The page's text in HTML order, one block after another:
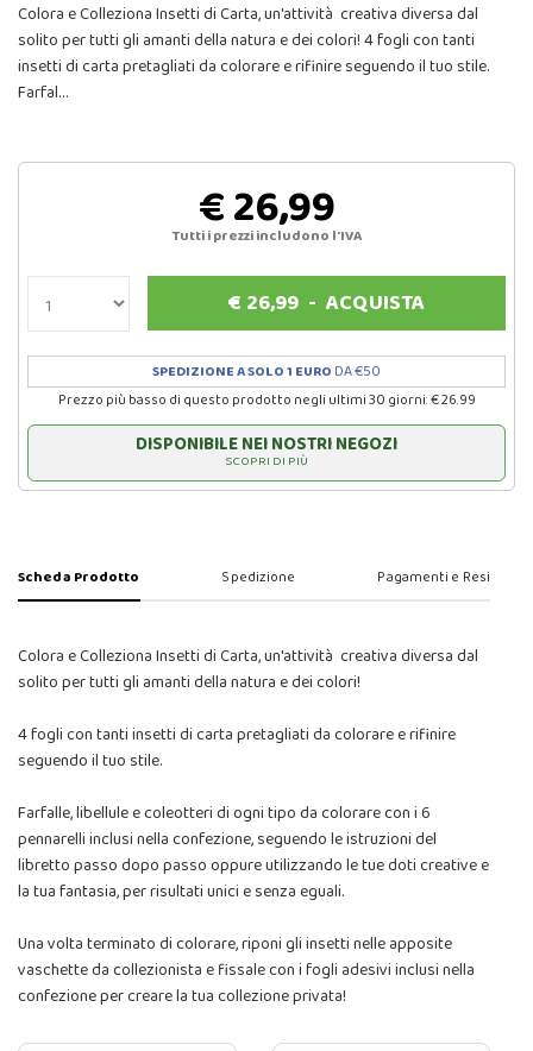
Colora e Colleziona Insetti di Carta, un'attività creativa diversa dal
solito per tutti gli amanti della natura e dei colori! 4 fogli con tanti
insetti di carta pretagliati da colorare e rifinire seguendo il tuo stile.
Farfal…
€ 26,99
Tutti i prezzi includono l'IVA
€ 26,99 -ACQUISTA
SPEDIZIONE A SOLO 1 EURO DA €50
Prezzo più basso di questo prodotto negli ultimi 30 giorni: € 26.99
DISPONIBILE NEI NOSTRI NEGOZI
SCOPRI DI PIÙ
Scheda Prodotto Spedizione Pagamenti e Resi
Colora e Colleziona Insetti di Carta, un'attività creativa diversa dal
solito per tutti gli amanti della natura e dei colori!
4 fogli con tanti insetti di carta pretagliati da colorare e rifinire
seguendo il tuo stile.
Farfalle, libellule e coleotteri di ogni tipo da colorare con i 6
pennarelli inclusi nella confezione, seguendo le istruzioni del
libretto passo dopo passo oppure utilizzando le tue doti creative e
la tua fantasia, per risultati unici e senza eguali.
Una volta terminato di colorare, riponi gli insetti nelle apposite
vaschette da collezionista e fissale con i fogli adesivi inclusi nella
confezione per creare la tua collezione privata!